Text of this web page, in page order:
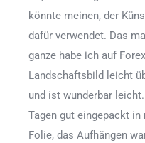
könnte meinen, der
dafür verwendet. Das
ganze habe ich auf
Landschaftsbild leicht
und ist wunderbar
Tagen gut eingepackt in
Folie, das Aufhängen